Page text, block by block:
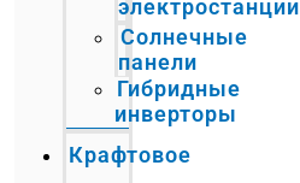
электростанции
Солнечные
панели
Гибридные
инверторы
Крафтовое